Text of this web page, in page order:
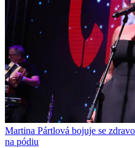
Martina Pártlová bojuje se
na pódiu